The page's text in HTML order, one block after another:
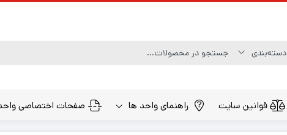
قوانین سایت راهنمای واحد ها صفحات اختصاصی